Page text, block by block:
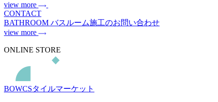
view more
CONTACT
BATHROOM バスルーム施工のお問い合わせ
view more
ONLINE STORE
BOWCSタイルマーケット